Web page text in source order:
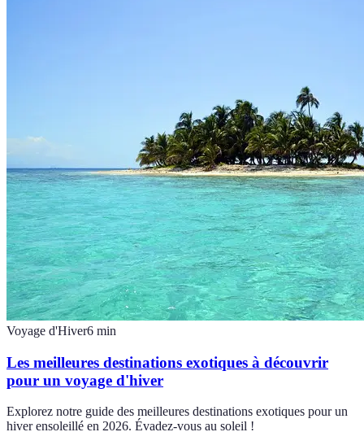
Voyage d'Hiver6 min
Les meilleures destinations exotiques à découvrir
pour un voyage d'hiver
Explorez notre guide des meilleures destinations exotiques pour un
hiver ensoleillé en 2026. Évadez-vous au soleil !